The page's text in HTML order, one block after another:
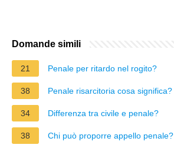
Domande simili
21 Penale per ritardo nel rogito?
38 Penale risarcitoria cosa significa?
34 Differenza tra civile e penale?
38 Chi può proporre appello penale?